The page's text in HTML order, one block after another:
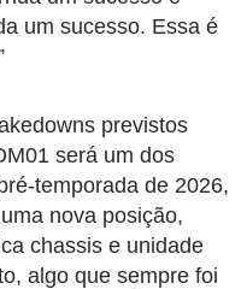
um sucesso. Essa é
previstos
será um dos
temporada de 2026,
nova posição,
chassis e unidade
algo que sempre foi